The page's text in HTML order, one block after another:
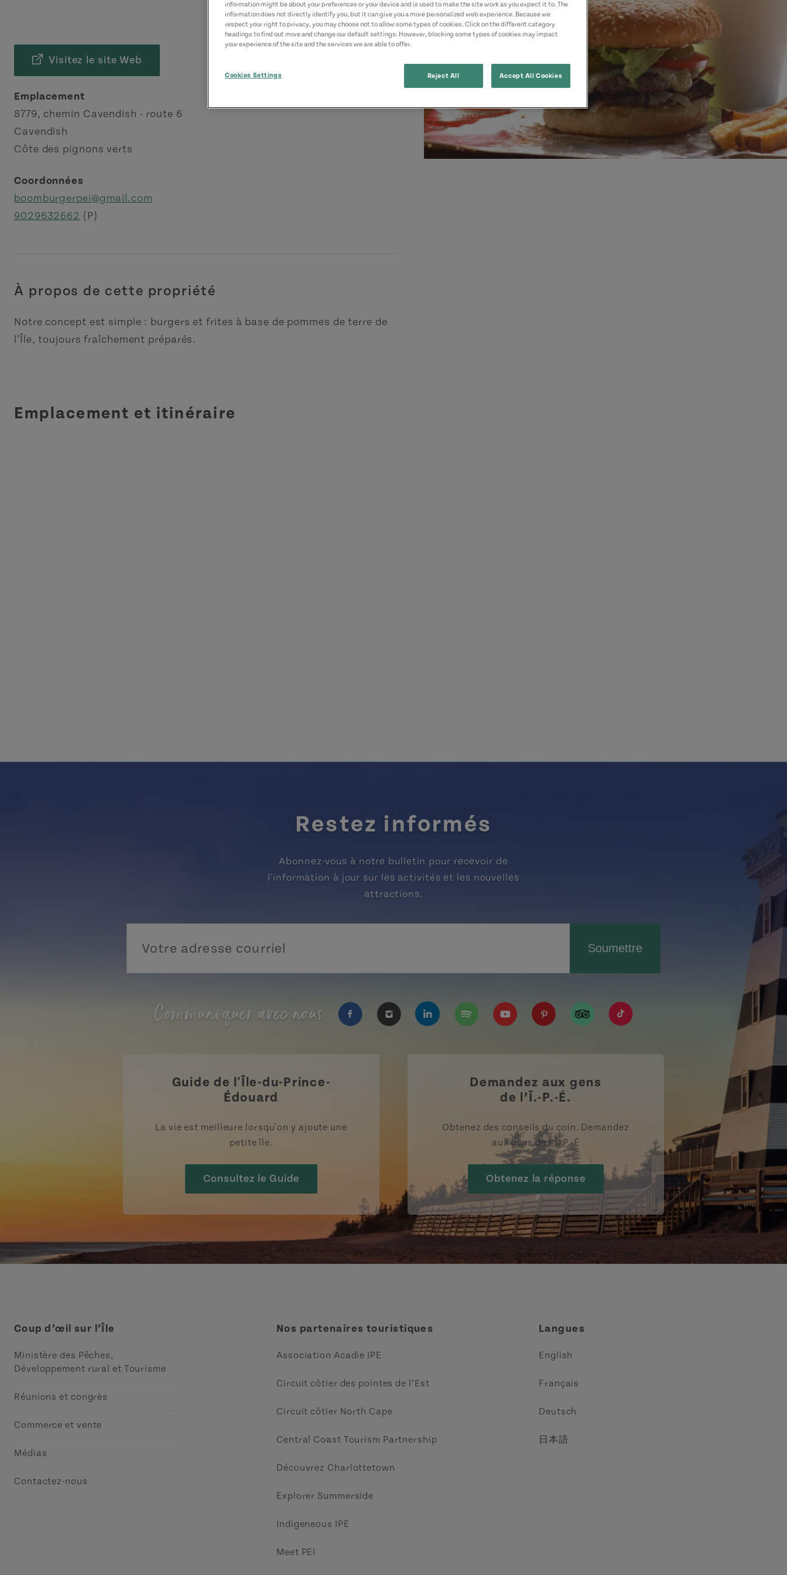
Visitez le site Web
Emplacement
8779, chemin Cavendish - route 6
Cavendish
Côte des pignons verts
Coordonnées
boomburgerpei@gmail.com
9029632662 (P)
À propos de cette propriété
Notre concept est simple : burgers et frites à base de pommes de terre de
l’Île, toujours fraîchement préparés.
Emplacement et itinéraire
Restez informés
Abonnez-vous à notre bulletin pour recevoir de
l'information à jour sur les activités et les nouvelles
attractions.
Soumettre
Communiquer avec nous
https://www.pinterest.ca/tourismpei/_created/
https://www.tripadvisor.ca/Tourism-
https://www.tiktok.com/tag/
Guide de l'Île-du-Prince-
Édouard
La vie est meilleure lorsqu'on y ajoute une
petite île.
Consultez le Guide
Demandez aux gens
de l’Î.-P.-É.
Obtenez des conseils du coin. Demandez
aux gens de l’Î.-P.-É
Obtenez la réponse
Coup d’œil sur l’Île
Ministère des Pêches,
Développement rural et Tourisme
Réunions et congrès
Commerce et vente
Médias
Contactez-nous
Nos partenaires touristiques
Association Acadie IPE
Circuit côtier des pointes de l’Est
Circuit côtier North Cape
Central Coast Tourism Partnership
Découvrez Charlottetown
Explorer Summerside
Indigeneous IPE
Meet PEI
Langues
English
Français
Deutsch
日本語
information might be about your preferences or your device and is used to make the site work as you expect it to. The
information does not directly identify you, but it can give you a more personalized web experience. Because we
respect your right to privacy, you may choose not to allow some types of cookies. Click on the different category
headings to find out more and change our default settings. However, blocking some types of cookies may impact
your experience of the site and the services we are able to offer.
Cookies Settings Reject All Accept All Cookies